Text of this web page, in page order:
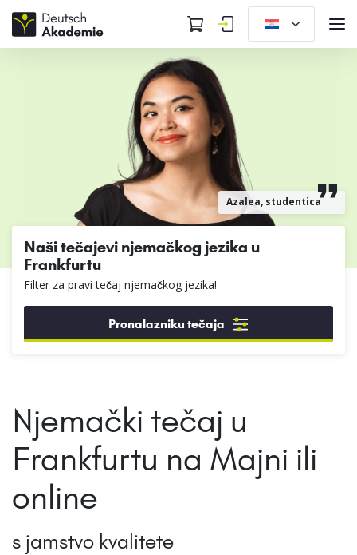
Njemački tečaj u
Frankfurtu na Majni ili
online
s jamstvo kvalitete
Azalea, studentica
Naši tečajevi njemačkog jezika u
Frankfurtu
Filter za pravi tečaj njemačkog jezika!
Pronalazniku tečaja